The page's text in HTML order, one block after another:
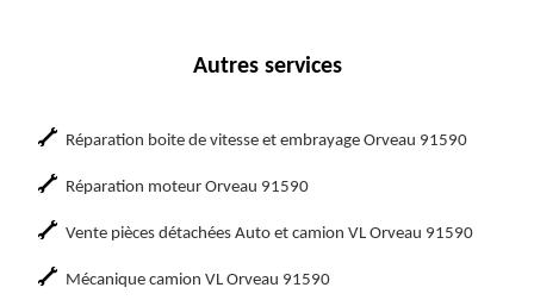
Autres services
Réparation boite de vitesse et embrayage Orveau 91590
Réparation moteur Orveau 91590
Vente pièces détachées Auto et camion VL Orveau 91590
Mécanique camion VL Orveau 91590